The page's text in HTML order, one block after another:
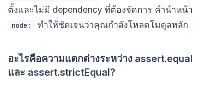
ตั้งและไม่มี dependency ที่ต้องจัดการ คำนำหน้า
node: ทำให้ชัดเจนว่าคุณกำลังโหลดโมดูลหลัก
อะไรคือความแตกต่างระหว่าง assert.equal
และ assert.strictEqual?